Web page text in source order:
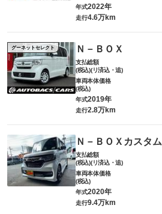
年式2022年
走行4.6万km
グーネットセレクト Ｎ－ＢＯＸ
支払総額
(税込)(リ済込・追)
車両本体価格
(税込)
年式2019年
走行2.8万km
Ｎ－ＢＯＸカスタム
支払総額
(税込)(リ済込・追)
車両本体価格
(税込)
年式2020年
走行9.4万km